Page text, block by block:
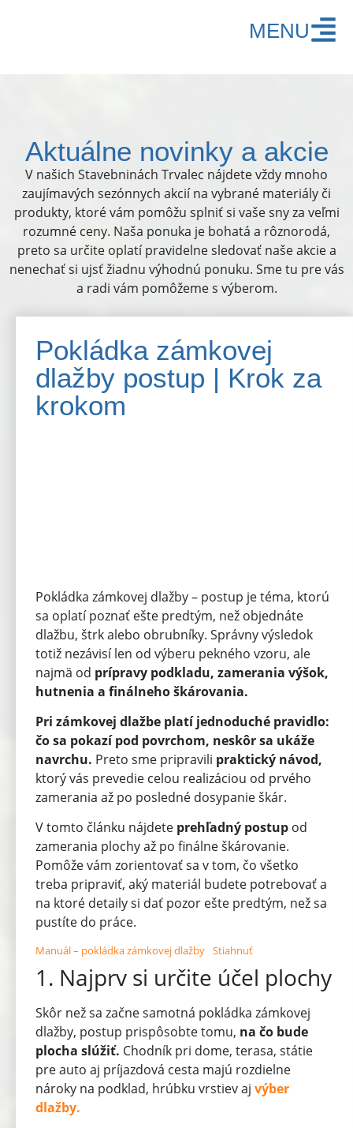
MENU
Aktuálne novinky a akcie
V našich Stavebninách Trvalec nájdete vždy mnoho
zaujímavých sezónnych akcií na vybrané materiály či
produkty, ktoré vám pomôžu splniť si vaše sny za veľmi
rozumné ceny. Naša ponuka je bohatá a rôznorodá,
preto sa určite oplatí pravidelne sledovať naše akcie a
nenechať si ujsť žiadnu výhodnú ponuku. Sme tu pre vás
a radi vám pomôžeme s výberom.
Pokládka zámkovej
dlažby postup | Krok za
krokom
Pokládka zámkovej dlažby – postup je téma, ktorú
sa oplatí poznať ešte predtým, než objednáte
dlažbu, štrk alebo obrubníky. Správny výsledok
totiž nezávisí len od výberu pekného vzoru, ale
najmä od prípravy podkladu, zamerania výšok,
hutnenia a finálneho škárovania.
Pri zámkovej dlažbe platí jednoduché pravidlo:
čo sa pokazí pod povrchom, neskôr sa ukáže
navrchu. Preto sme pripravili praktický návod,
ktorý vás prevedie celou realizáciou od prvého
zamerania až po posledné dosypanie škár.
V tomto článku nájdete prehľadný postup od
zamerania plochy až po finálne škárovanie.
Pomôže vám zorientovať sa v tom, čo všetko
treba pripraviť, aký materiál budete potrebovať a
na ktoré detaily si dať pozor ešte predtým, než sa
pustíte do práce.
Manuál – pokládka zámkovej dlažby Stiahnuť
1. Najprv si určite účel plochy
Skôr než sa začne samotná pokládka zámkovej
dlažby, postup prispôsobte tomu, na čo bude
plocha slúžiť. Chodník pri dome, terasa, státie
pre auto aj príjazdová cesta majú rozdielne
nároky na podklad, hrúbku vrstiev aj výber
dlažby.